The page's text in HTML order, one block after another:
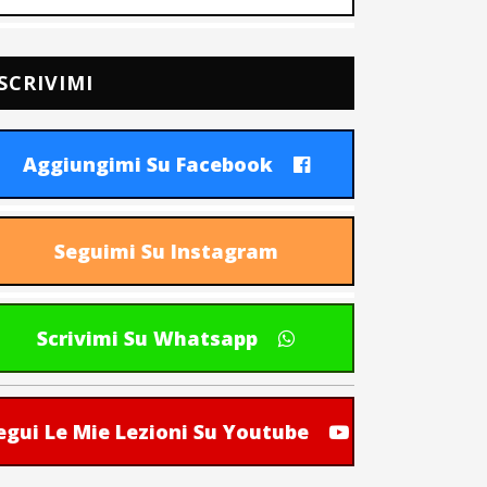
Aggiungimi Su Facebook
Seguimi Su Instagram
Scrivimi Su Whatsapp
Le Mie Lezioni Su Youtube